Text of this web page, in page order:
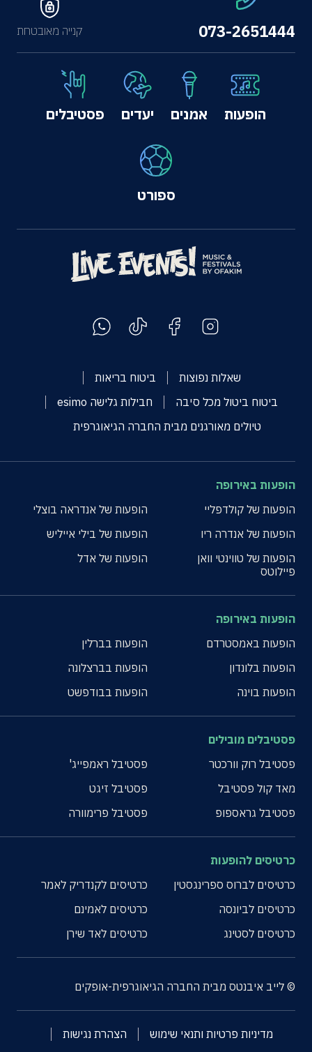
073-2651444
הופעות אמנים יעדים פסטיבלים
ספורט
קנייה מאובטחת
שאלות נפוצות
ביטוח בריאות
ביטוח ביטול מכל סיבה
חבילות גלישה esimo
טיולים מאורגנים מבית החברה הגיאוגרפית
הופעות באירופה
הופעות של קולדפליי
הופעות של אנדראה בוצלי
הופעות של אנדרה ריו
הופעות של בילי אייליש
הופעות של טווינטי וואן
פיילוטס
הופעות של אדל
הופעות באירופה
הופעות באמסטרדם
הופעות בברלין
הופעות בלונדון
הופעות בברצלונה
הופעות בוינה
הופעות בבודפשט
פסטיבלים מובילים
פסטיבל רוק וורכטר
פסטיבל ראמפייג'
מאד קול פסטיבל
פסטיבל זיגט
פסטיבל גראספופ
פסטיבל פרימוורה
כרטיסים להופעות
כרטיסים לברוס ספרינגסטין
כרטיסים לקנדריק לאמר
כרטיסים לביונסה
כרטיסים לאמינם
כרטיסים לסטינג
כרטיסים לאד שירן
© לייב איבנטס מבית החברה הגיאוגרפית-אופקים
מדיניות פרטיות ותנאי שימוש
הצהרת נגישות